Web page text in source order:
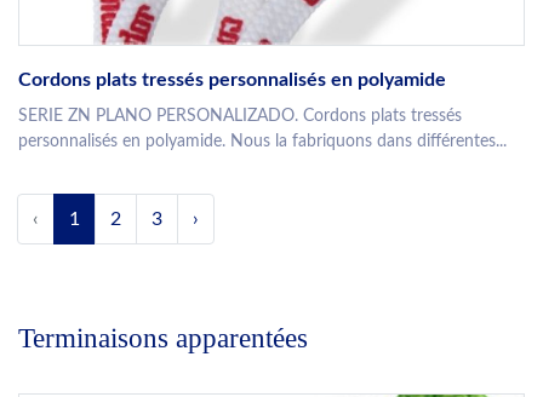
Cordons plats tressés personnalisés en polyamide
SERIE ZN PLANO PERSONALIZADO. Cordons plats tressés
personnalisés en polyamide. Nous la fabriquons dans différentes...
‹ 1 2 3 ›
Terminaisons apparentées